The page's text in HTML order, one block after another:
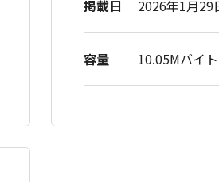
掲載日 2026年1月29
容量 10.05Mバイト